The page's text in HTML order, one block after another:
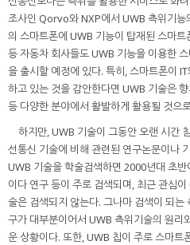
조사인 Qorvo와 NXP에서 UWB 측위기능
의 스마트폰에 UWB 기능이 탑재된 스마
등 자동차 회사들도 UWB 기능을 이용한
을 출시할 예정에 있다. 특히, 스마트폰이
하고 있는 것을 감안한다면 UWB 기술은
등 다양한 분야에서 활발하게 활용될 것으
하지만, UWB 기술이 그동안 오랜 시간
선통신 기술에 비해 관련된 연구논문이나
UWB 기술을 학술검색하면 2000년대 초
이다 연구 등이 주로 검색되며, 최근 관심
술은 검색되지 않는다. 그나마 검색이 되는
구가 대부분이어서 UWB 측위기술의 원리
운 상황이다. 또한, UWB 칩이 주로 스마트